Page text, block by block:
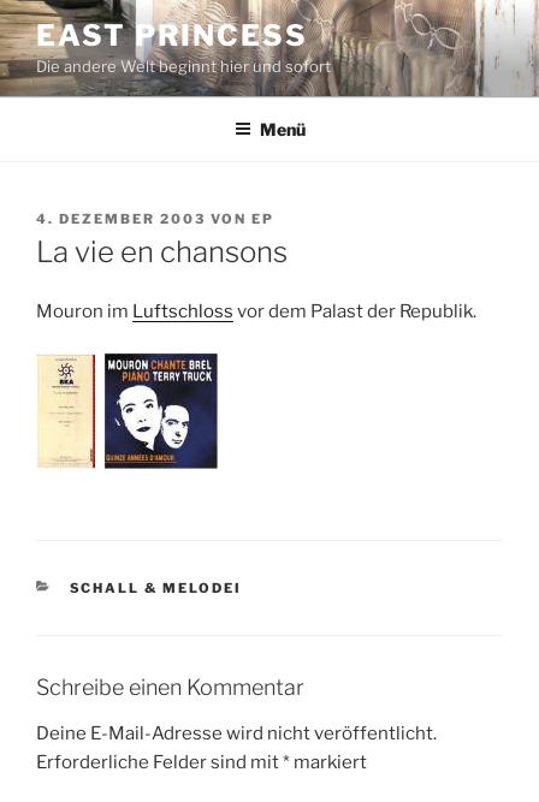
Zum
Inhalt
springen
EAST PRINCESS
Die andere Welt beginnt hier und sofort
Menü
VERÖFFENTLICHT
AM
4. DEZEMBER 2003 VON EP
La vie en chansons
Mouron im Luftschloss vor dem Palast der Republik.
KATEGORIEN
SCHALL & MELODEI
Schreibe einen Kommentar
Deine E-Mail-Adresse wird nicht veröffentlicht.
Erforderliche Felder sind mit* markiert